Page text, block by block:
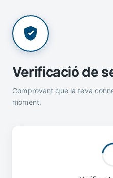
Verificació de
Comprovant que la teva
moment.